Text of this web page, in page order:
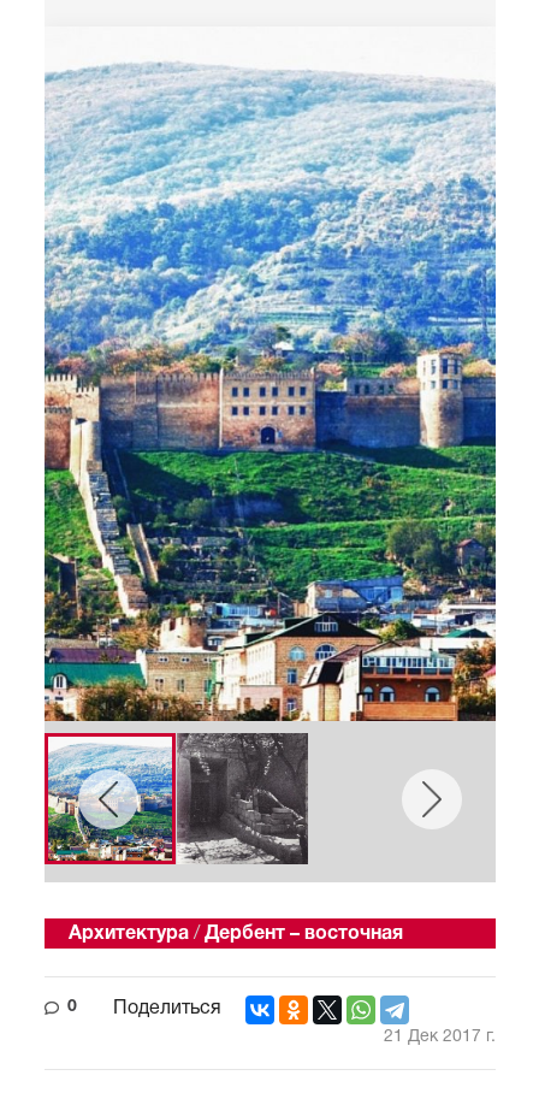
капы
Отдых Природа
Архитектура / Дербент – восточная
0 Поделиться
21 Дек 2017 г.